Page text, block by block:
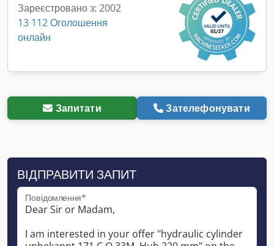
Зареєстровано з: 2002
13 112 Оголошення
онлайн
Запитати Зателефонувати
ВІДПРАВИТИ ЗАПИТ
Повідомлення*